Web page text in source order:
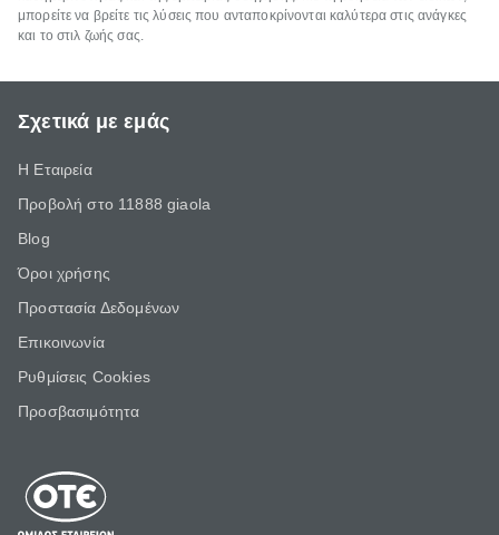
μπορείτε να βρείτε τις λύσεις που ανταποκρίνονται καλύτερα στις ανάγκες
και το στιλ ζωής σας.
Σχετικά με εμάς
Η Εταιρεία
Προβολή στο 11888 giaola
Blog
Όροι χρήσης
Προστασία Δεδομένων
Επικοινωνία
Ρυθμίσεις Cookies
Προσβασιμότητα